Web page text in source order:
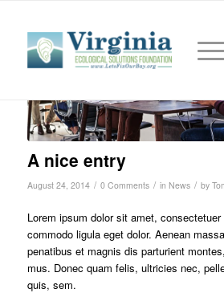
A nice entry
August 24, 2014 / 0 Comments / in News / by
Lorem ipsum dolor sit amet,
commodo ligula eget dolor. Aenean
penatibus et magnis dis parturient
mus. Donec quam felis, ultricies nec,
quis, sem.